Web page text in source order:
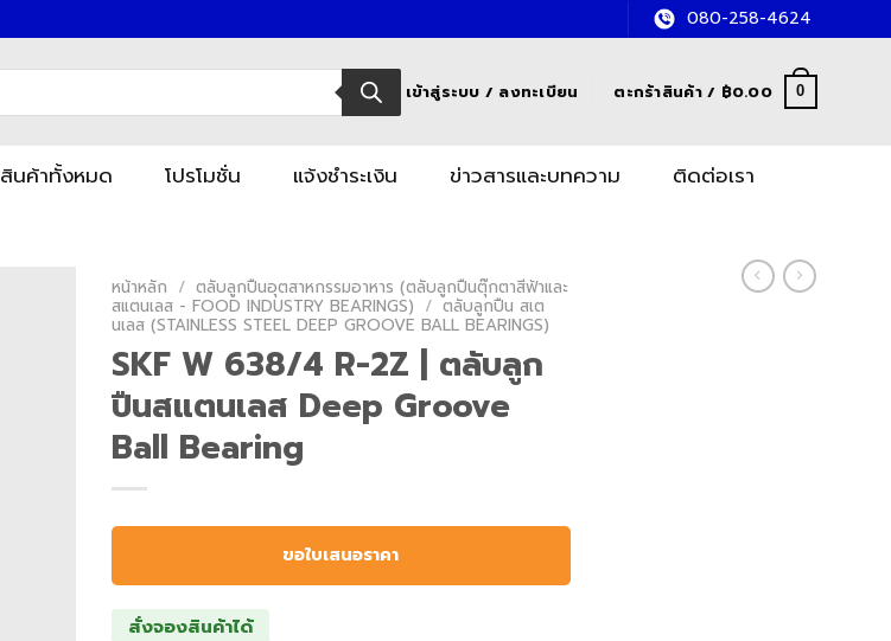
080-258-4624
เข้าสู่ระบบ / ลงทะเบียน ตะกร้าสินค้า / ฿0.00 0
สินค้าทั้งหมด โปรโมชั่น แจ้งชำระเงิน ข่าวสารและบทความ ติดต่อเรา
หน้าหลัก / ตลับลูกปืนอุตสาหกรรมอาหาร (ตลับลูกปืนตุ๊กตาสีฟ้าและ
สแตนเลส - FOOD INDUSTRY BEARINGS) / ตลับลูกปืน สเต
นเลส (STAINLESS STEEL DEEP GROOVE BALL BEARINGS)
SKF W 638/4 R-2Z | ตลับลูก
ปืนสแตนเลส Deep Groove
Ball Bearing
ขอใบเสนอราคา
สั่งจองสินค้าได้